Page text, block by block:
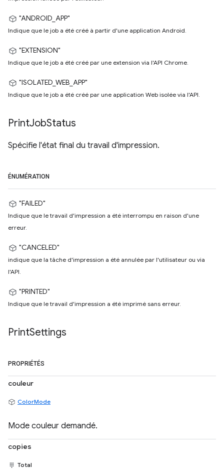
"ANDROID_APP"
Indique que le job a été créé à partir d'une application Android.
"EXTENSION"
Indique que le job a été créé par une extension via l'API Chrome.
"ISOLATED_WEB_APP"
Indique que le job a été créé par une application Web isolée via l'API.
PrintJobStatus
Spécifie l'état final du travail d'impression.
ÉNUMÉRATION
"FAILED"
Indique que le travail d'impression a été interrompu en raison d'une
erreur.
"CANCELED"
indique que la tâche d'impression a été annulée par l'utilisateur ou via
l'API.
"PRINTED"
Indique que le travail d'impression a été imprimé sans erreur.
PrintSettings
PROPRIÉTÉS
couleur
ColorMode
Mode couleur demandé.
copies
Total